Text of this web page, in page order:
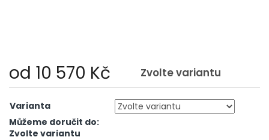
od 10 570 Kč Zvolte variantu
cena:
Varianta
Můžeme doručit do:
Zvolte variantu